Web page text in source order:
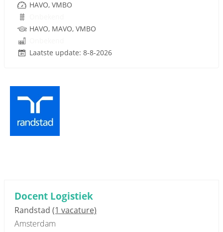
HAVO, VMBO
HAVO, MAVO, VMBO
Laatste update: 8-8-2026
Docent Logistiek
Randstad (1 vacature)
Amsterdam